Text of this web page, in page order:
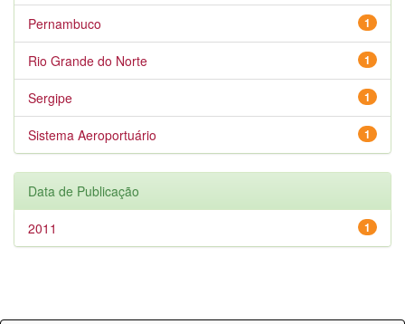
1
Pernambuco
1
Rio Grande do Norte
1
Sergipe
1
Sistema Aeroportuário
Data de Publicação
1
2011